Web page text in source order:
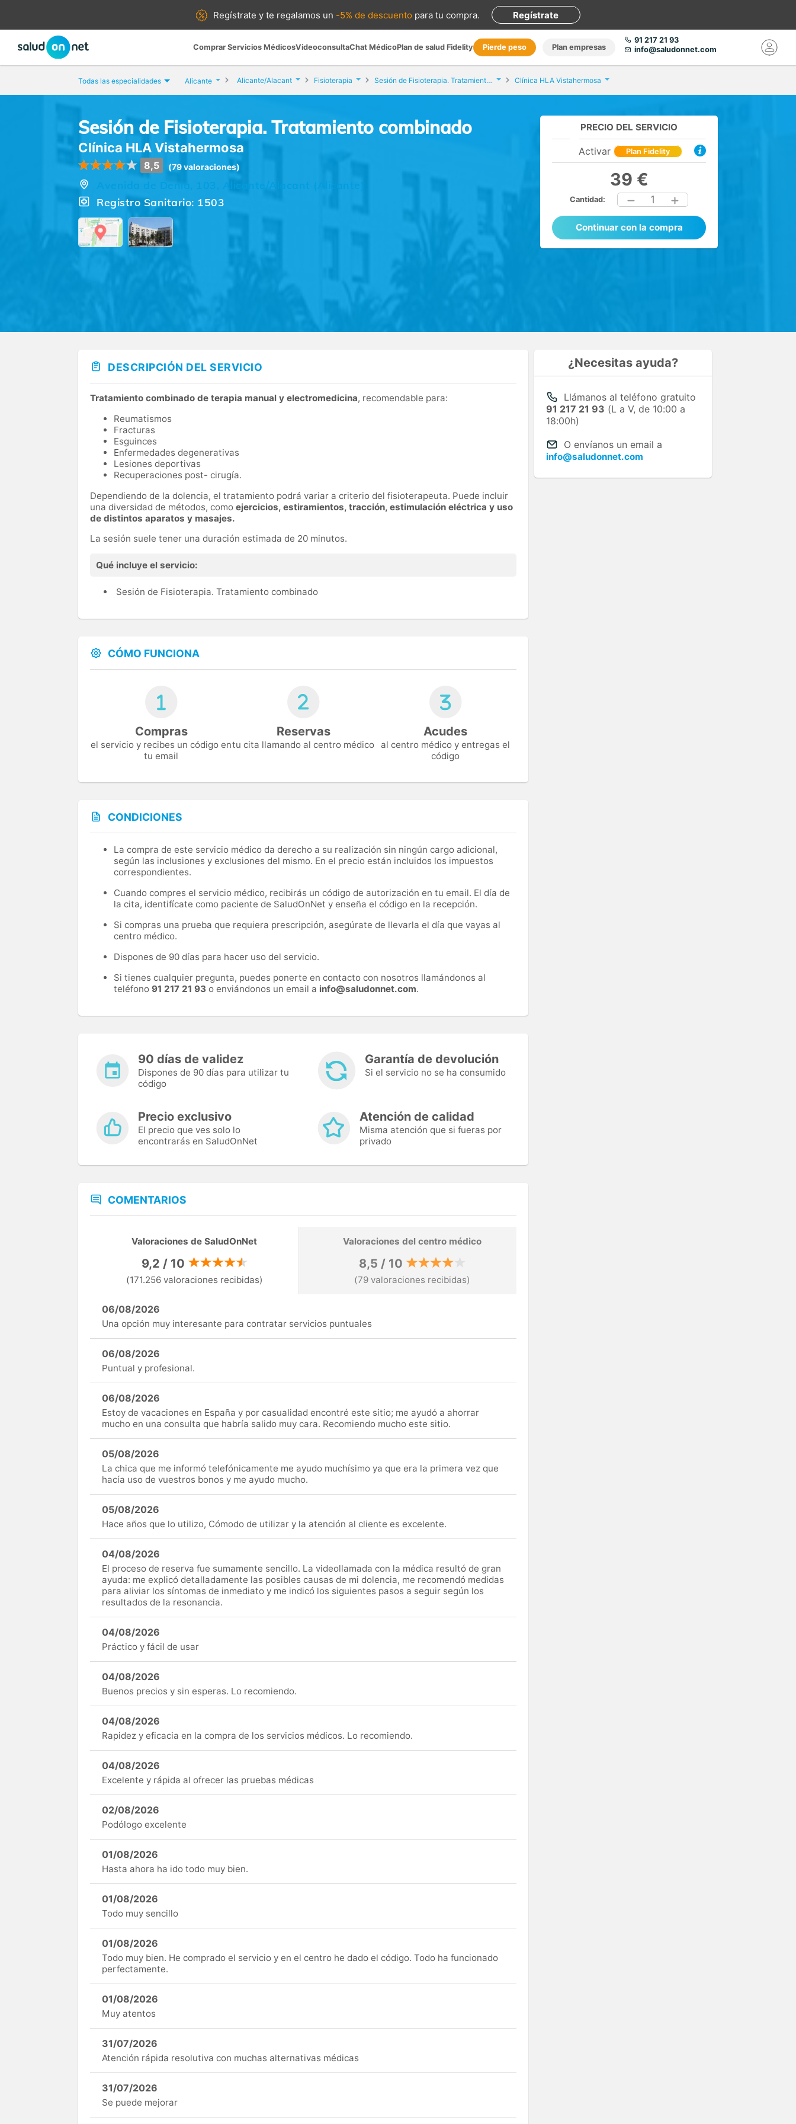
Regístrate yte regalamos un -5% de descuento para tu compra. Regístrate
Comprar Servicios MédicosVideoconsultaChat MédicoPlan de salud Fidelity Pierde peso Plan empresas
91 217 21 93
info@saludonnet.com
Todas las especialidades Alicante Alicante/Alacant Fisioterapia Sesión de Fisioterapia. Tratamiento combinado Clínica HLA Vistahermosa
Sesión de Fisioterapia. Tratamiento combinado
Clínica HLA Vistahermosa
8,5 (79 valoraciones)
Avenida de Denia, 103, Alicante/Alacant (Alicante)
Registro Sanitario: 1503
PRECIO DEL SERVICIO
Activar Plan Fidelity
39 €
Cantidad: 1
Continuar con la compra
DESCRIPCIÓN DEL SERVICIO
Tratamiento combinado de terapia manual y electromedicina, recomendable para:
Reumatismos
Fracturas
Esguinces
Enfermedades degenerativas
Lesiones deportivas
Recuperaciones post- cirugía.
Dependiendo de la dolencia, el tratamiento podrá variar a criterio del fisioterapeuta. Puede incluir
una diversidad de métodos, como ejercicios, estiramientos, tracción, estimulación eléctrica y uso
de distintos aparatos y masajes.
La sesión suele tener una duración estimada de 20 minutos.
Qué incluye el servicio:
Sesión de Fisioterapia. Tratamiento combinado
CÓMO FUNCIONA
Compras
el servicio y recibes un código en
tu email
Reservas
tu cita llamando al centro médico
Acudes
al centro médico y entregas el
código
CONDICIONES
La compra de este servicio médico da derecho a su realización sin ningún cargo adicional,
según las inclusiones y exclusiones del mismo. En el precio están incluidos los impuestos
correspondientes.
Cuando compres el servicio médico, recibirás un código de autorización en tu email. El día de
la cita, identifícate como paciente de SaludOnNet y enseña el código en la recepción.
Si compras una prueba que requiera prescripción, asegúrate de llevarla el día que vayas al
centro médico.
Dispones de 90 días para hacer uso del servicio.
Si tienes cualquier pregunta, puedes ponerte en contacto con nosotros llamándonos al
teléfono 91 217 21 93 o enviándonos un email a info@saludonnet.com.
90 días de validez
Dispones de 90 días para utilizar tu
código
Garantía de devolución
Si el servicio no se ha consumido
Precio exclusivo
El precio que ves solo lo
encontrarás en SaludOnNet
Atención de calidad
Misma atención que si fueras por
privado
COMENTARIOS
Valoraciones de SaludOnNet
9,2 / 10
(171.256 valoraciones recibidas)
Valoraciones del centro médico
8,5 / 10
(79 valoraciones recibidas)
06/08/2026
Una opción muy interesante para contratar servicios puntuales
06/08/2026
Puntual y profesional.
06/08/2026
Estoy de vacaciones en España y por casualidad encontré este sitio; me ayudó a ahorrar
mucho en una consulta que habría salido muy cara. Recomiendo mucho este sitio.
05/08/2026
La chica que me informó telefónicamente me ayudo muchísimo ya que era la primera vez que
hacía uso de vuestros bonos y me ayudo mucho.
05/08/2026
Hace años que lo utilizo, Cómodo de utilizar y la atención al cliente es excelente.
04/08/2026
El proceso de reserva fue sumamente sencillo. La videollamada con la médica resultó de gran
ayuda: me explicó detalladamente las posibles causas de mi dolencia, me recomendó medidas
para aliviar los síntomas de inmediato y me indicó los siguientes pasos a seguir según los
resultados de la resonancia.
04/08/2026
Práctico y fácil de usar
04/08/2026
Buenos precios y sin esperas. Lo recomiendo.
04/08/2026
Rapidez y eficacia en la compra de los servicios médicos. Lo recomiendo.
04/08/2026
Excelente y rápida al ofrecer las pruebas médicas
02/08/2026
Podólogo excelente
01/08/2026
Hasta ahora ha ido todo muy bien.
01/08/2026
Todo muy sencillo
01/08/2026
Todo muy bien. He comprado el servicio y en el centro he dado el código. Todo ha funcionado
perfectamente.
01/08/2026
Muy atentos
31/07/2026
Atención rápida resolutiva con muchas alternativas médicas
31/07/2026
Se puede mejorar
¿Necesitas ayuda?
Llámanos al teléfono gratuito
91 217 21 93 (L a V, de 10:00 a
18:00h)
O envíanos un email a
info@saludonnet.com